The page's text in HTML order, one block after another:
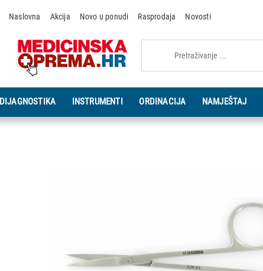
Naslovna Akcija Novo u ponudi Rasprodaja Novosti
INSTRUMENTI ORDINACIJA NAMJEŠTAJ